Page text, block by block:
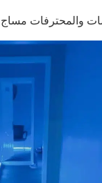
والمحترفات مساج